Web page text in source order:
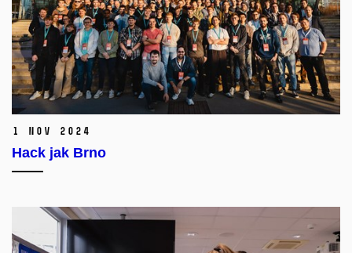
1 Nov 2024
Hack jak Brno